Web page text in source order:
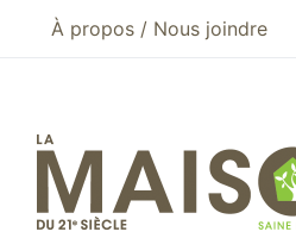
Aller au menu principal
Aller au contenu principal
À propos / Nous joindre